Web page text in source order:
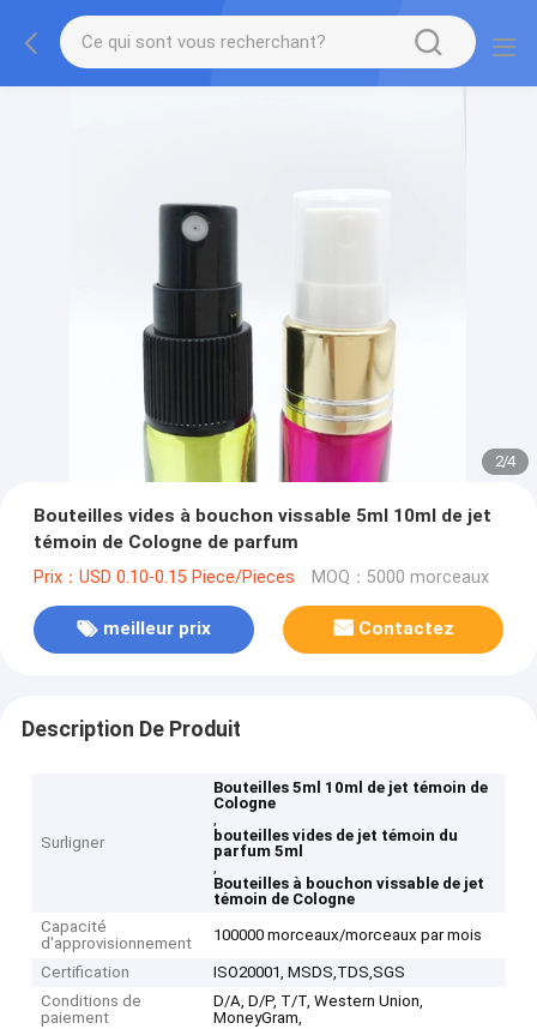
2/4
Bouteilles vides à bouchon vissable 5ml 10ml de jet
témoin de Cologne de parfum
Prix：USD 0.10-0.15 Piece/Pieces MOQ：5000 morceaux
meilleur prix Contactez
Description De Produit
Surligner
Bouteilles 5ml 10ml de jet témoin de
Cologne
,
bouteilles vides de jet témoin du
parfum 5ml
,
Bouteilles à bouchon vissable de jet
témoin de Cologne
Capacité
d'approvisionnement
100000 morceaux/morceaux par mois
Certification
ISO20001, MSDS,TDS,SGS
Conditions de
paiement
D/A, D/P, T/T, Western Union,
MoneyGram,